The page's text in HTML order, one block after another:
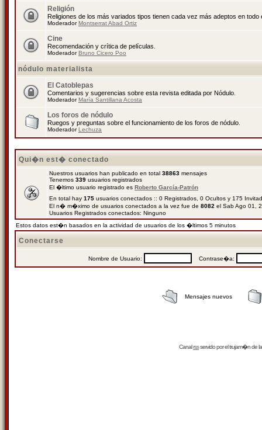
Religión
Religiones de los más variados tipos tienen cada vez más adeptos en todo
ModeradorMontserrat Abad Ortiz
Cine
Recomendación y crítica de películas.
ModeradorBruno Cicero Poo
nódulo materialista
El Catoblepas
Comentarios y sugerencias sobre esta revista editada por Nódulo.
ModeradorMaría Santillana Acosta
Los foros de nódulo
Ruegos y preguntas sobre el funcionamiento de los foros de nódulo.
ModeradorLechuza
Qui�n est� conectado
Nuestros usuarios han publicado en total 38863 mensajes
Tenemos 339 usuarios registrados
El �ltimo usuario registrado es Roberto García-Patrón
En total hay 175 usuarios conectados :: 0 Registrados, 0 Ocultos y 175
El n� m�ximo de usuarios conectados a la vez fue de 8082 el Sab Ago 01,
Usuarios Registrados conectados: Ninguno
Estos datos est�n basados en la actividad de usuarios de los �ltimos 5 minutos
Conectarse
Nombre de Usuario: Contrase�a:
Mensajes nuevos
Canalrssservido por eltrujam�nde